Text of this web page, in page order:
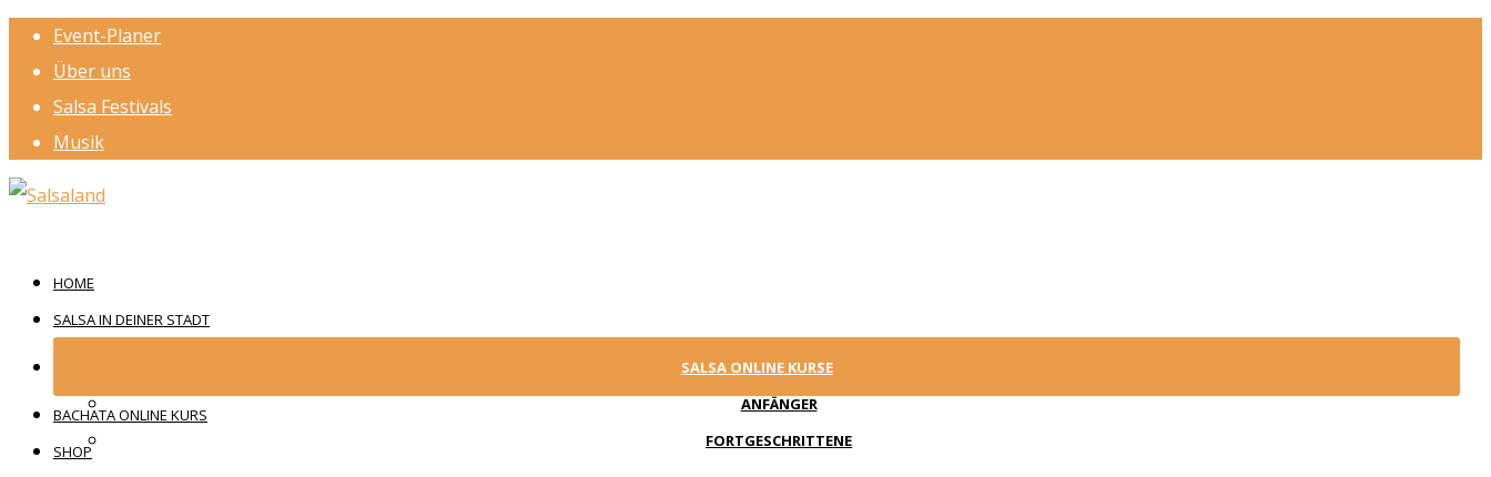
Event-Planer
Über uns
Salsa Festivals
Musik
HOME
SALSA IN DEINER STADT
SALSA ONLINE KURSE
ANFÄNGER
FORTGESCHRITTENE
BACHATA ONLINE KURS
SHOP